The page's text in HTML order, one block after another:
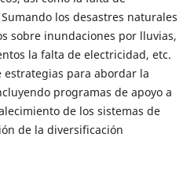
los desastres naturales
sobre inundaciones por lluvias,
la falta de electricidad, etc.
para abordar la
programas de apoyo a
de los sistemas de
de la diversificación